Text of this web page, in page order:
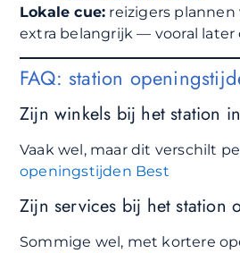
Lokale cue: reizigers
extra belangrijk — vooral
FAQ: station
Zijn winkels bij het station
Vaak wel, maar dit verschilt
openingstijden Best
Zijn services bij het station
Sommige wel, met kortere